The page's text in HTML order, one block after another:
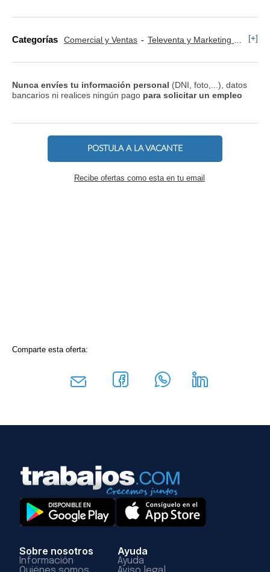
Categorías Comercial y Ventas Televenta y Marketing Telefónico [+]
Nunca envíes tu información personal (DNI, foto,...), datos
bancarios ni realices ningún pago para solicitar un empleo
POSTULA A LA VACANTE
Recibe ofertas como esta en tu email
Comparte esta oferta:
Sobre nosotros
Información
Ayuda
Ayuda